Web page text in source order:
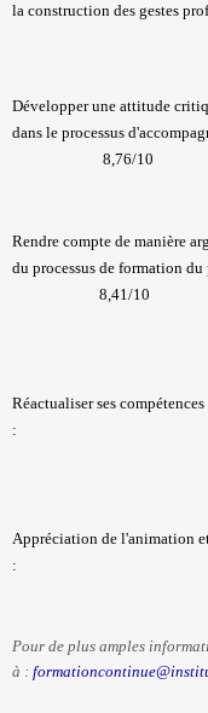
la construction des gestes
9/10
Développer une attitude
dans le
8,76/10
Rendre compte de manière
du processus de
8,41/10
Réactualiser ses
: 7,31/
Appréciation de l'animation
: 9,25/
Pour de plus amples
à :